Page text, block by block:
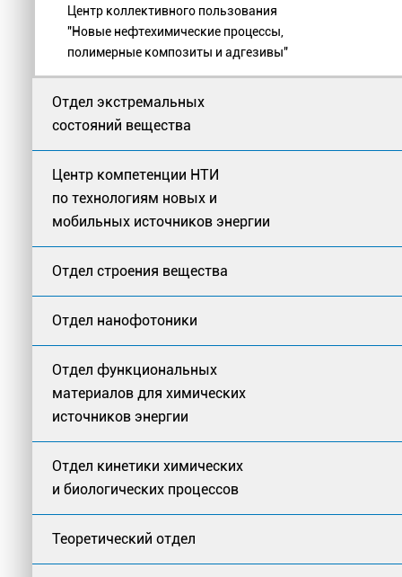
Центр коллективного пользования
"Новые нефтехимические процессы,
полимерные композиты и адгезивы"
Отдел экстремальных
состояний вещества
Центр компетенции НТИ
по технологиям новых и
мобильных источников энергии
Отдел строения вещества
Отдел нанофотоники
Отдел функциональных
материалов для химических
источников энергии
Отдел кинетики химических
и биологических процессов
Теоретический отдел